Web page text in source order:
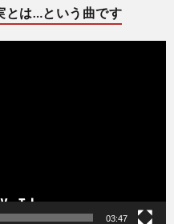
は…という曲です
03:47